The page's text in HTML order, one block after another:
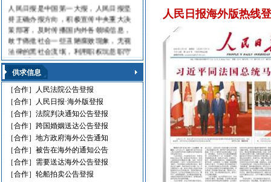
人民日报是中国第一大报，人民日报坚
持正确办报方向，积极宣传中央重大决
策部署，及时传播国内外各领域信息，
敢于痛批社会一些丑陋腐败现象，无视
法律的黑社会流氓，利用职权玩忽职守
的高级官员，受到读报人欢迎。人民日
报海外版，这是中国对外发行的最具权
威性的综合性中文日报，主要面向海外
华人、华侨、港澳台同胞和在各国，发
行80多个国家和地区。
人民日报刊登010-61429368
遗失声明 环保公告
减资公告 挂失声明
股份转让 政府通文
判决公告 律师声明
通告广告 企业注销
供求信息
［合作］
人民法院公告登报
［合作］
人民日报·海外版登报
［合作］法院判决通知公告登报
［合作］跨国婚姻送达公告登报
［合作］地方政府海外公告通知
［合作］被告在海外的通知公告
［合作］ 需要送达海外公告登报
［合作］轮船拍卖公告登报
人民日报海外版热线